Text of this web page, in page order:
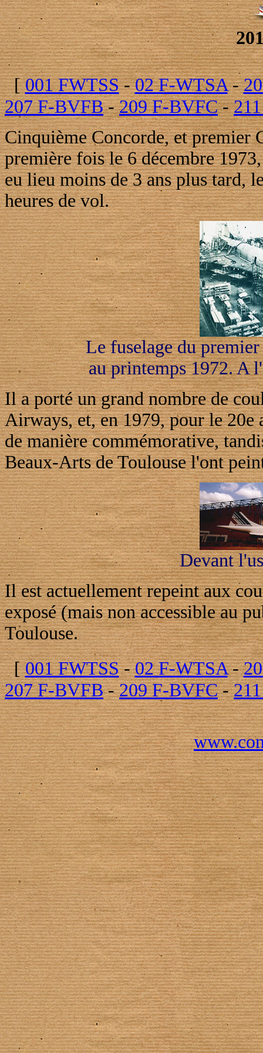
[001 FWTSS-02 F-WTSA-
207 F-BVFB-209 F-BVFC-
Cinquième Concorde, et premier
première fois le 6 décembre
eu lieu moins de 3 ans plus tard,
heures de vol.
Le fuselage du
au printemps 1972. A
Il a porté un grand nombre de
Airways, et, en 1979, pour le 20e
de manière commémorative,
Beaux-Arts de Toulouse l'ont
Devant
Il est actuellement repeint aux
exposé (mais non accessible au
Toulouse.
[001 FWTSS-02 F-WTSA-
207 F-BVFB-209 F-BVFC-